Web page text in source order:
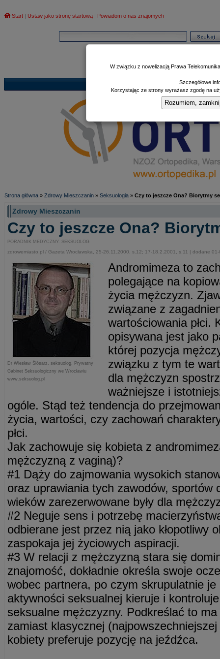
Start | Ustaw jako stronę startową | Powiadom o nas znajomych
Poczekalnia|
Strona główna » Zdrowy Mieszczanin » Seksuologia » Czy to jeszcze Ona? Biorytmy
Zdrowy Mieszczanin
Czy to jeszcze Ona?
PORADNIK MEDYCZNY. SEKSUOLOG
zdrowemiasto.pl / Gazeta Wrocławska, 25-26.11.2000, s.12; 17-18.2.2001, s.11 | dodane
Dr Wiesław Ślósarz, seksuolog. Prywatny
Gabinet Seksuologiczny we Wrocławiu
www.seksuolog.pl
Andromimeza to
polegające na
życia mężczyzn.
związane z
wartościowania płci.
opisywana jest jako
której pozycja
związku z tym te
dla mężczyzn
ważniejsze i
ogóle. Stąd też tendencja do
życia, wartości, czy zachowań
płci.
Jak zachowuje się kobieta z
mężczyzną z vaginą)?
#1 Dąży do zajmowania wysokich
oraz uprawiania tych zawodów, sportów
wieków zarezerwowane były dla
#2 Neguje sens i potrzebę
odbierane jest przez nią jako kłopotliwy
zaspokaja jej życiowych aspiracji.
#3 W relacji z mężczyzną stara się
znajomość, dokładnie określa swoje
wobec partnera, po czym skrupulatnie
aktywności seksualnej kieruje i
seksualne mężczyzny. Podkreślać to
zamiast klasycznej
kobiety preferuje pozycję na jeźdźca.
W związku z nowelizacją Prawa
Szczegółowe
Korzystając ze strony wyrażasz zgodę na
Rozumiem,